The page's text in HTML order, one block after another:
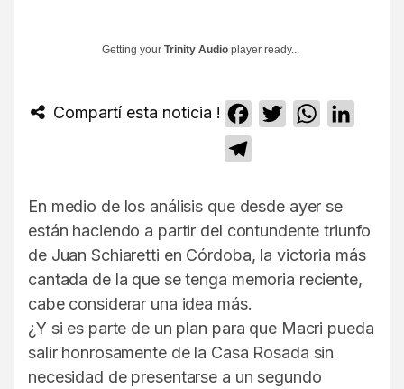
Getting your Trinity Audio player ready...
Compartí esta noticia ! Facebook
TwitterWhatsApp
En medio de los análisis que desde ayer se
están haciendo a partir del contundente triunfo
de Juan Schiaretti en Córdoba, la victoria más
cantada de la que se tenga memoria reciente,
cabe considerar una idea más.
¿Y si es parte de un plan para que Macri pueda
salir honrosamente de la Casa Rosada sin
necesidad de presentarse a un segundo